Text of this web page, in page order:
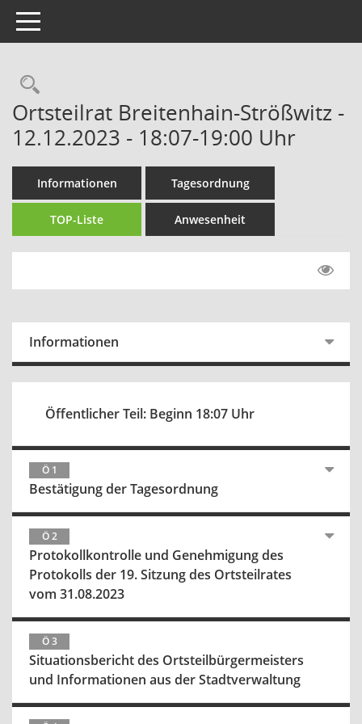
Toggle navigation
Rechercheauswahl
Ortsteilrat Breitenhain-Strößwitz -
12.12.2023 - 18:07-19:00 Uhr
Informationen Tagesordnung
TOP-Liste Anwesenheit
Informationen
Öffentlicher Teil: Beginn 18:07 Uhr
Ö 1
Bestätigung der Tagesordnung
Ö 2
Protokollkontrolle und Genehmigung des
Protokolls der 19. Sitzung des Ortsteilrates
vom 31.08.2023
Ö 3
Situationsbericht des Ortsteilbürgermeisters
und Informationen aus der Stadtverwaltung